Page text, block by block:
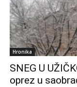
Hronika
SNEG U
oprez u